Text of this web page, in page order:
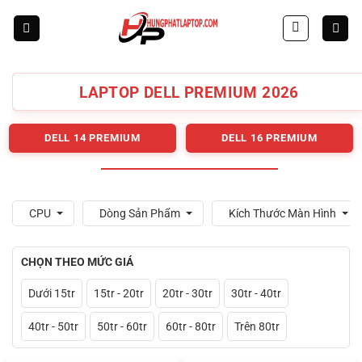
LAPTOP DELL PREMIUM 2026
DELL 14 PREMIUM DELL 16 PREMIUM
CPU Dòng Sản Phẩm Kích Thước Màn Hình
CHỌN THEO MỨC GIÁ
Dưới 15tr 15tr - 20tr 20tr - 30tr 30tr - 40tr
40tr - 50tr 50tr - 60tr 60tr - 80tr Trên 80tr